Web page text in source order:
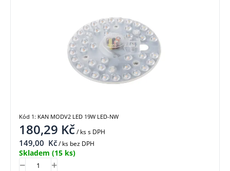
180,29 Kč/ kss DPH
149,00 Kč/ ks bez DPH
Skladem (15 ks)
Kód 1: KAN MODV2 LED 19W LED-NW